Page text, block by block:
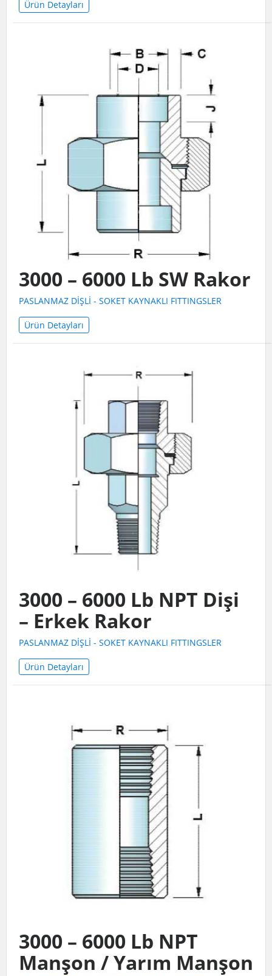
Ürün Detayları
3000 – 6000 Lb SW Rakor
PASLANMAZ DİŞLİ - SOKET KAYNAKLI FITTINGSLER
Ürün Detayları
3000 – 6000 Lb NPT Dişi
– Erkek Rakor
PASLANMAZ DİŞLİ - SOKET KAYNAKLI FITTINGSLER
Ürün Detayları
3000 – 6000 Lb NPT
Manşon / Yarım Manşon